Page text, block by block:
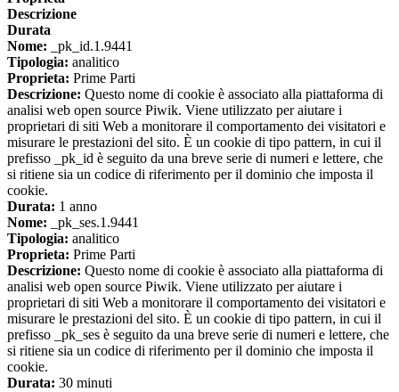
Descrizione
Durata
Nome: _pk_id.1.9441
Tipologia: analitico
Proprieta: Prime Parti
Descrizione: Questo nome di cookie è associato alla piattaforma di
analisi web open source Piwik. Viene utilizzato per aiutare i
proprietari di siti Web a monitorare il comportamento dei visitatori e
misurare le prestazioni del sito. È un cookie di tipo pattern, in cui il
prefisso _pk_id è seguito da una breve serie di numeri e lettere, che
si ritiene sia un codice di riferimento per il dominio che imposta il
cookie.
Durata: 1 anno
Nome: _pk_ses.1.9441
Tipologia: analitico
Proprieta: Prime Parti
Descrizione: Questo nome di cookie è associato alla piattaforma di
analisi web open source Piwik. Viene utilizzato per aiutare i
proprietari di siti Web a monitorare il comportamento dei visitatori e
misurare le prestazioni del sito. È un cookie di tipo pattern, in cui il
prefisso _pk_ses è seguito da una breve serie di numeri e lettere, che
si ritiene sia un codice di riferimento per il dominio che imposta il
cookie.
Durata: 30 minuti